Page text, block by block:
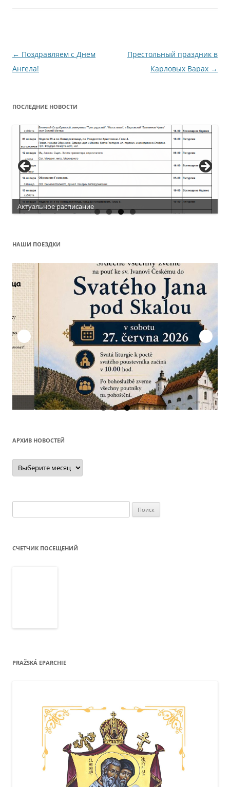
Навигация
по
← Поздравляем с Днем
Ангела!
Престольный праздник в
Карловых Варах →
ПОСЛЕДНИЕ НОВОСТИ
Актуальное расписание
НАШИ ПОЕЗДКИ
АРХИВ НОВОСТЕЙ
Архив
новостей
СЧЕТЧИК ПОСЕЩЕНИЙ
PRAŽSKÁ EPARCHIE